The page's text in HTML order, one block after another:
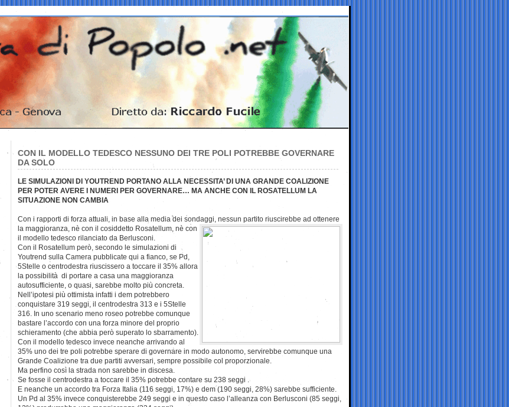
CON IL MODELLO TEDESCO NESSUNO DEI TRE POLI POTREBBE GOVERNARE
DA SOLO
LE SIMULAZIONI DI YOUTREND PORTANO ALLA NECESSITA’ DI UNA GRANDE COALIZIONE
PER POTER AVERE I NUMERI PER GOVERNARE… MA ANCHE CON IL ROSATELLUM LA
SITUAZIONE NON CAMBIA
Con i rapporti di forza attuali, in base alla media dei sondaggi, nessun partito riuscirebbe ad ottenere
la maggioranza, nè con il cosiddetto Rosatellum, nè con
il modello tedesco rilanciato da Berlusconi.
Con il Rosatellum però, secondo le simulazioni di
Youtrend sulla Camera pubblicate qui a fianco, se Pd,
5Stelle o centrodestra riuscissero a toccare il 35% allora
la possibilità di portare a casa una maggioranza
autosufficiente, o quasi, sarebbe molto più concreta.
Nell’ipotesi più ottimista infatti i dem potrebbero
conquistare 319 seggi, il centrodestra 313 e i 5Stelle
316. In uno scenario meno roseo potrebbe comunque
bastare l’accordo con una forza minore del proprio
schieramento (che abbia però superato lo sbarramento).
Con il modello tedesco invece neanche arrivando al
35% uno dei tre poli potrebbe sperare di governare in modo autonomo, servirebbe comunque una
Grande Coalizione tra due partiti avversari, sempre possibile col proporzionale.
Ma perfino così la strada non sarebbe in discesa.
Se fosse il centrodestra a toccare il 35% potrebbe contare su 238 seggi .
E neanche un accordo tra Forza Italia (116 seggi, 17%) e dem (190 seggi, 28%) sarebbe sufficiente.
Un Pd al 35% invece conquisterebbe 249 seggi e in questo caso l’alleanza con Berlusconi (85 seggi,